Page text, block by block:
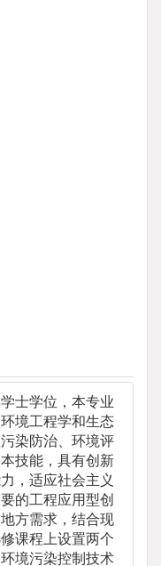
士学位，本专业
境工程学和生态
染防治、环境评
技能，具有创新
，适应社会主义
的工程应用型创
方需求，结合现
课程上设置两个
境污染控制技术